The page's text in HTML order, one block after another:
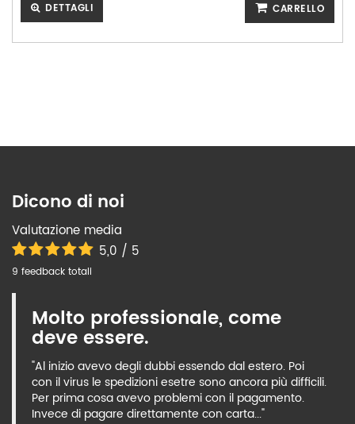
DETTAGLI CARRELLO
Dicono di noi
Valutazione media
5,0 / 5
9 feedback totali
Molto professionale, come
deve essere.
"Al inizio avevo degli dubbi essendo dal estero. Poi
con il virus le spedizioni esetre sono ancora più difficili.
Per prima cosa avevo problemi con il pagamento.
Invece di pagare direttamente con carta..."